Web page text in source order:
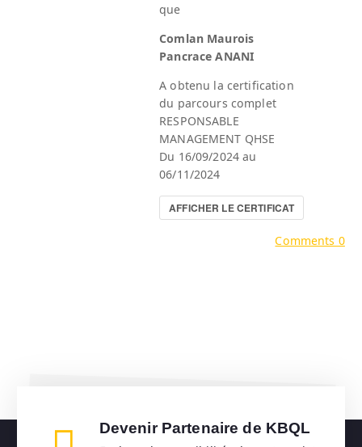
que
Comlan Maurois
Pancrace ANANI
A obtenu la certification
du parcours complet
RESPONSABLE
MANAGEMENT QHSE
Du 16/09/2024 au
06/11/2024
AFFICHER LE CERTIFICAT
Comments 0
Devenir Partenaire de KBQL